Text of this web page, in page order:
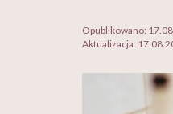
Opublikowano:
Aktualizacja: